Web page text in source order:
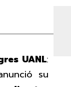
UANL:
su